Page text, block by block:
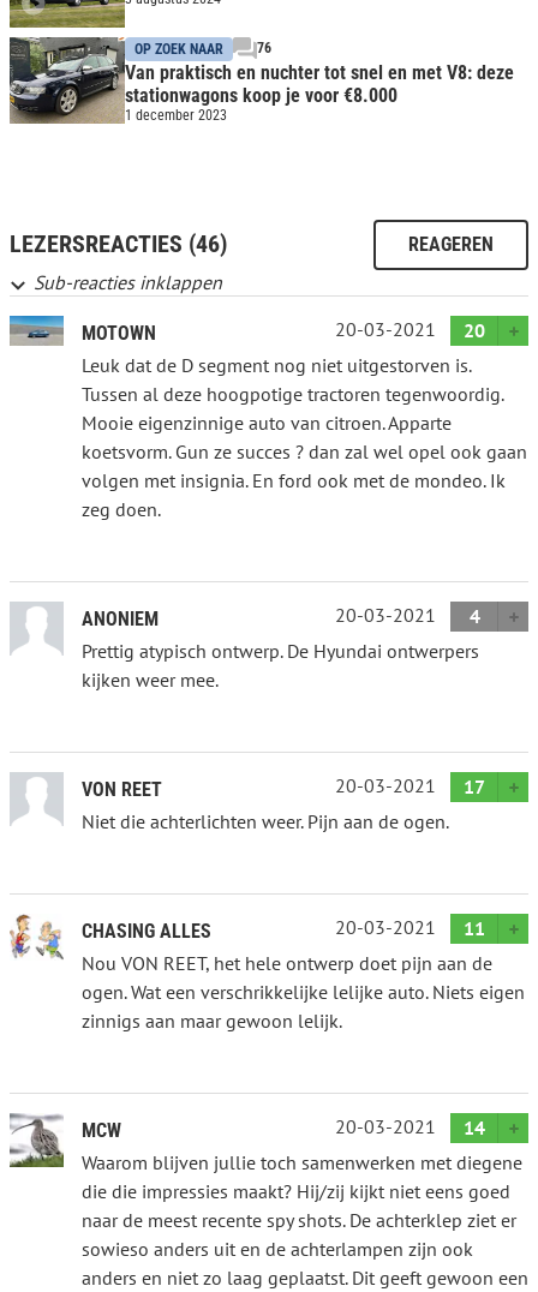
OP ZOEK NAAR 76
Van praktisch en nuchter tot snel en met V8: deze
stationwagons koop je voor €8.000
1 december 2023
LEZERSREACTIES (46) REAGEREN
Sub-reacties inklappen
MOTOWN 20-03-2021
20
Leuk dat de D segment nog niet uitgestorven is.
Tussen al deze hoogpotige tractoren tegenwoordig.
Mooie eigenzinnige auto van citroen. Apparte
koetsvorm. Gun ze succes ? dan zal wel opel ook gaan
volgen met insignia. En ford ook met de mondeo. Ik
zeg doen.
ANONIEM 20-03-2021
4
Prettig atypisch ontwerp. De Hyundai ontwerpers
kijken weer mee.
VON REET 20-03-2021
17
Niet die achterlichten weer. Pijn aan de ogen.
CHASING ALLES 20-03-2021
11
Nou VON REET, het hele ontwerp doet pijn aan de
ogen. Wat een verschrikkelijke lelijke auto. Niets eigen
zinnigs aan maar gewoon lelijk.
MCW 20-03-2021
14
Waarom blijven jullie toch samenwerken met diegene
die die impressies maakt? Hij/zij kijkt niet eens goed
naar de meest recente spy shots. De achterklep ziet er
sowieso anders uit en de achterlampen zijn ook
anders en niet zo laag geplaatst. Dit geeft gewoon een